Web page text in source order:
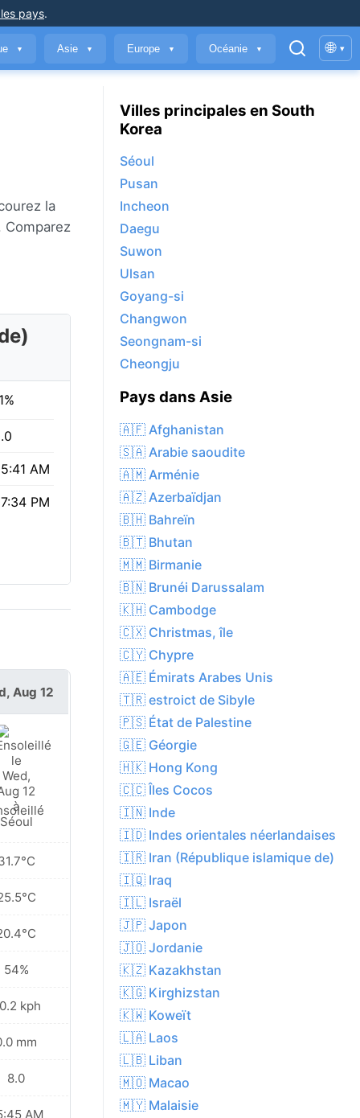
pays.
▼ Asie ▼ Europe ▼ Océanie ▼ 🌐 ▾
la
Comparez
AM
PM
Aug 12
54%
kph
mm
8.0
AM
Villes principales en South
Korea
Séoul
Pusan
Incheon
Daegu
Suwon
Ulsan
Goyang-si
Changwon
Seongnam-si
Cheongju
Pays dans Asie
🇦🇫 Afghanistan
🇸🇦 Arabie saoudite
🇦🇲 Arménie
🇦🇿 Azerbaïdjan
🇧🇭 Bahreïn
🇧🇹 Bhutan
🇲🇲 Birmanie
🇧🇳 Brunéi Darussalam
🇰🇭 Cambodge
🇨🇽 Christmas, île
🇨🇾 Chypre
🇦🇪 Émirats Arabes Unis
🇹🇷 estroict de Sibyle
🇵🇸 État de Palestine
🇬🇪 Géorgie
🇭🇰 Hong Kong
🇨🇨 Îles Cocos
🇮🇳 Inde
🇮🇩 Indes orientales néerlandaises
🇮🇷 Iran (République islamique de)
🇮🇶 Iraq
🇮🇱 Israël
🇯🇵 Japon
🇯🇴 Jordanie
🇰🇿 Kazakhstan
🇰🇬 Kirghizstan
🇰🇼 Koweït
🇱🇦 Laos
🇱🇧 Liban
🇲🇴 Macao
🇲🇾 Malaisie